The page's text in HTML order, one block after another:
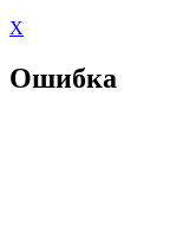
X
Ошибка